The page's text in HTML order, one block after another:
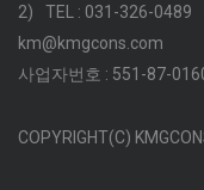
2)
TEL : 031-326-0489
km@kmgcons.com
사업자번호 : 551-87-
COPYRIGHT(C)